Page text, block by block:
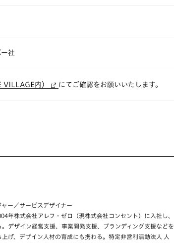
社
VILLAGE内） にてご確認をお願いいたします。
ー／サービスデザイナー
年株式会社アレフ・ゼロ（現株式会社コンセント）に入社し、
デザイン経営支援、事業開発支援、ブランディング支援などを
げ、デザイン人材の育成にも携わる。特定非営利活動法人 人